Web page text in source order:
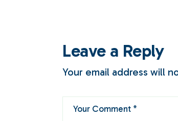
Leave a Reply
Your email address will